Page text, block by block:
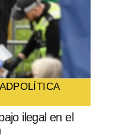
electrónico y
para la próxima
POLÍTICA
ilegal en el